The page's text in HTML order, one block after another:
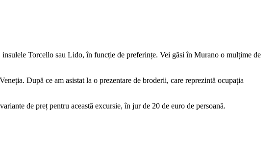
Torcello sau Lido, în funcție de preferințe. Vei găsi în Murano o mulțime de
După ce am asistat la o prezentare de broderii, care reprezintă ocupația
de preț pentru această excursie, în jur de 20 de euro de persoană.